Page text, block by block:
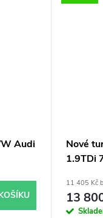
Audi
Nové
1.9TDi
11 405 Kč
13